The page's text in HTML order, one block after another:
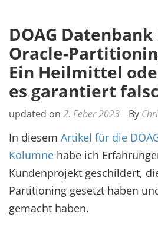
DOAG
Oracle-
Ein Heilmittel
es garantiert
updated on 2. Feber 2023 By
In diesem Artikel für die
Kolumne habe ich
Kundenprojekt geschildert,
Partitioning gesetzt haben
gemacht haben.